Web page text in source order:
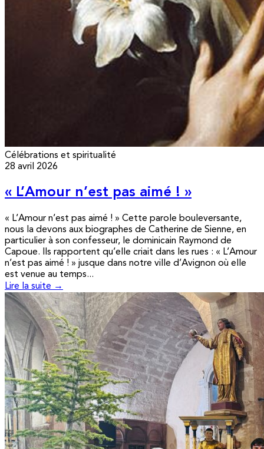
Célébrations et spiritualité
28 avril 2026
« L’Amour n’est pas aimé ! »
« L’Amour n’est pas aimé ! » Cette parole bouleversante,
nous la devons aux biographes de Catherine de Sienne, en
particulier à son confesseur, le dominicain Raymond de
Capoue. Ils rapportent qu’elle criait dans les rues : « L’Amour
n’est pas aimé ! » jusque dans notre ville d’Avignon où elle
est venue au temps...
Lire la suite →